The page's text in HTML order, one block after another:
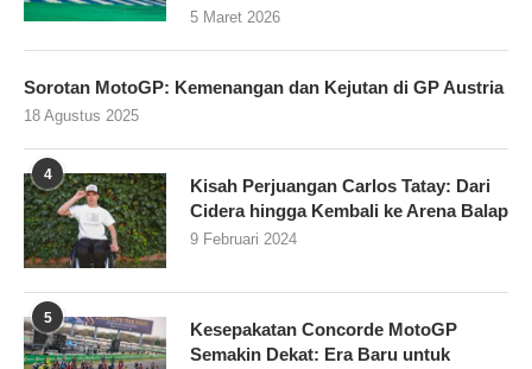
5 Maret 2026
Sorotan MotoGP: Kemenangan dan Kejutan di GP Austria
18 Agustus 2025
4
Kisah Perjuangan Carlos Tatay: Dari
Cidera hingga Kembali ke Arena Balap
9 Februari 2024
5
Kesepakatan Concorde MotoGP
Semakin Dekat: Era Baru untuk